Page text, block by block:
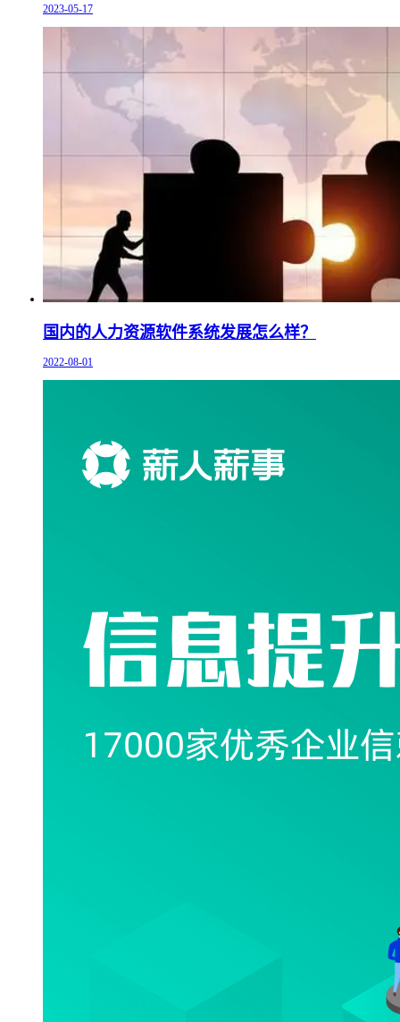
2023-05-17
国内的人力资源软件系统发展怎么样？
2022-08-01